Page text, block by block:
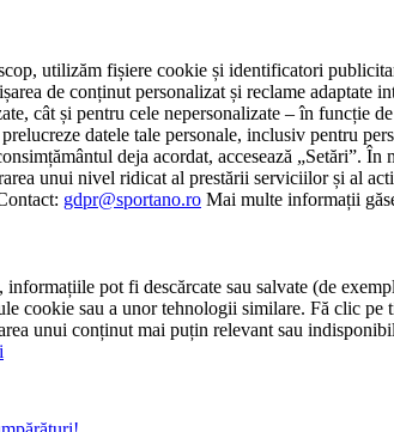
utilizăm fișiere cookie și identificatori
de conținut personalizat și reclame
cât și pentru cele nepersonalizate – în funcție
datele tale personale, inclusiv pentru
deja acordat, accesează „Setări”.
unui nivel ridicat al prestării serviciilor și al
gdpr@sportano.ro Mai multe informații
pot fi descărcate sau salvate (de
cookie sau a unor tehnologii similare. Fă clic
unui conținut mai puțin relevant sau